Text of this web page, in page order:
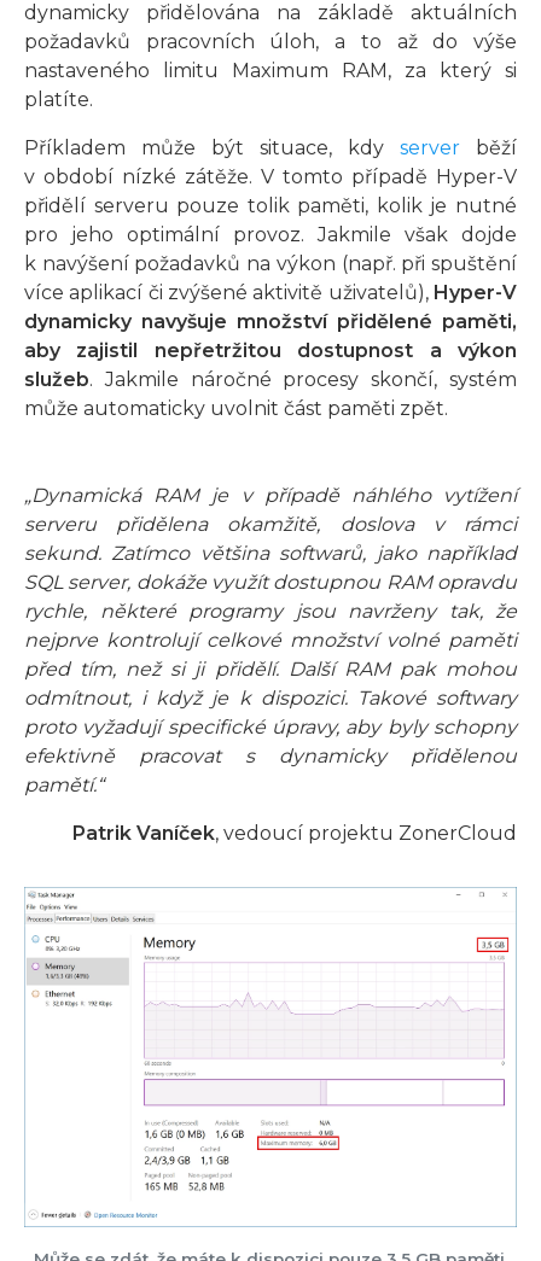
dynamicky přidělována na základě aktuálních
požadavků pracovních úloh, a to až do výše
nastaveného limitu Maximum RAM, za který si
platíte.
Příkladem může být situace, kdy server běží
v období nízké zátěže. V tomto případě Hyper-V
přidělí serveru pouze tolik paměti, kolik je nutné
pro jeho optimální provoz. Jakmile však dojde
k navýšení požadavků na výkon (např. při spuštění
více aplikací či zvýšené aktivitě uživatelů), Hyper-V
dynamicky navyšuje množství přidělené paměti,
aby zajistil nepřetržitou dostupnost a výkon
služeb. Jakmile náročné procesy skončí, systém
může automaticky uvolnit část paměti zpět.
„Dynamická RAM je v případě náhlého vytížení
serveru přidělena okamžitě, doslova v rámci
sekund. Zatímco většina softwarů, jako například
SQL server, dokáže využít dostupnou RAM opravdu
rychle, některé programy jsou navrženy tak, že
nejprve kontrolují celkové množství volné paměti
před tím, než si ji přidělí. Další RAM pak mohou
odmítnout, i když je k dispozici. Takové softwary
proto vyžadují specifické úpravy, aby byly schopny
efektivně pracovat s dynamicky přidělenou
pamětí.“
Patrik Vaníček, vedoucí projektu ZonerCloud